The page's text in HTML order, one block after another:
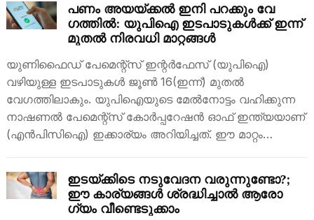
പണം അയയ്ക്കൽ ഇനി പറക്കും വേ​
ഗത്തിൽ: യുപിഐ ഇടപാടുകൾക്ക് ഇന്ന്
മുതൽ നിരവധി മാറ്റങ്ങൾ
യുണിഫൈഡ് പേമെന്റ്സ് ഇന്റർഫേസ് (യുപിഐ)
വഴിയുള്ള ഇടപാടുകൾ ജൂൺ 16(ഇന്ന്) മുതൽ
വേഗത്തിലാകും. യുപിഐയുടെ മേൽനോട്ടം വഹിക്കുന്ന
നാഷണൽ പേമെന്റ്സ് കോർപ്പറേഷൻ ഓഫ് ഇന്ത്യയാണ്
(എൻപിസിഐ) ഇക്കാര്യം അറിയിച്ചത്. ഈ മാറ്റം…
ഇടയ്ക്കിടെ നടുവേദന വരുന്നുണ്ടോ?;
ഈ കാര്യങ്ങൾ ശ്രദ്ധിച്ചാൽ ആരോ​
ഗ്യം വീണ്ടെടുക്കാം